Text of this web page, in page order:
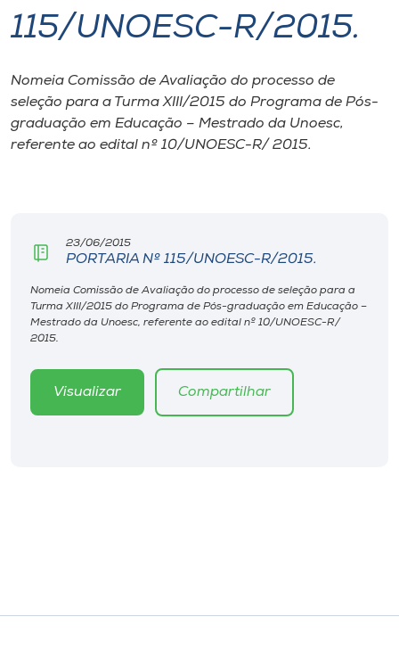
I.nova
Diplomados
Cultura
Biblioteca
Editora
Museu
115/UNOESC-R/2015.
Nomeia Comissão de Avaliação do processo de
seleção para a Turma XIII/2015 do Programa de Pós-
graduação em Educação – Mestrado da Unoesc,
referente ao edital nº 10/UNOESC-R/ 2015.
23/06/2015
PORTARIA Nº 115/UNOESC-R/2015.
Nomeia Comissão de Avaliação do processo de seleção para a
Turma XIII/2015 do Programa de Pós-graduação em Educação –
Mestrado da Unoesc, referente ao edital nº 10/UNOESC-R/
2015.
Visualizar Compartilhar